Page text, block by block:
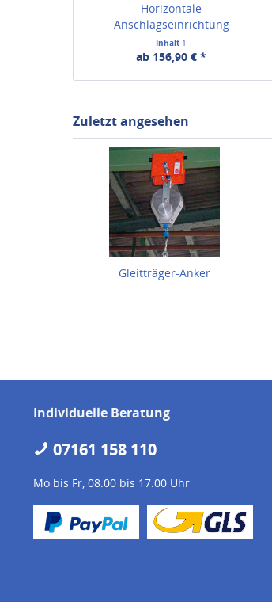
Horizontale
Anschlagseinrichtung
Inhalt 1
ab 156,90 € *
Zuletzt angesehen
Gleitträger-Anker
Individuelle Beratung
07161 158 110
Mo bis Fr, 08:00 bis 17:00 Uhr